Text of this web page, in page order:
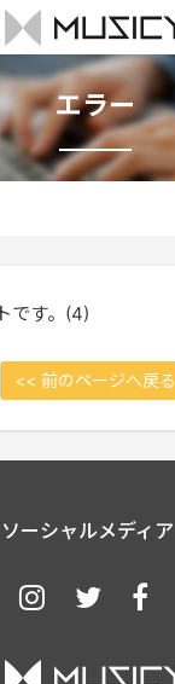
エラー
です。(4)
<< 前のページへ戻る
ーシャルメディア